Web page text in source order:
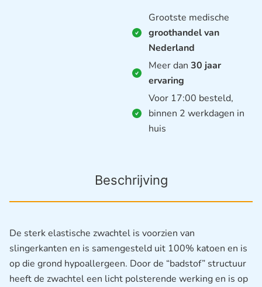
Grootste medische
groothandel van
Nederland
Meer dan 30 jaar
ervaring
Voor 17:00 besteld,
binnen 2 werkdagen in
huis
Beschrijving
De sterk elastische zwachtel is voorzien van
slingerkanten en is samengesteld uit 100% katoen en is
op die grond hypoallergeen. Door de “badstof” structuur
heeft de zwachtel een licht polsterende werking en is op